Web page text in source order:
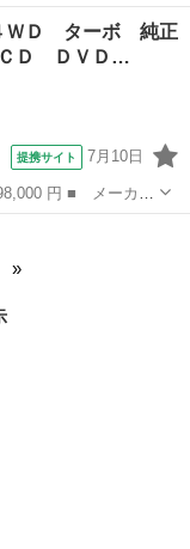
ド名： ＸＣ ■ 排
： AT4速 ■ 店...
ＷＤ ターボ 純正
Ｄ ＤＶＤ…
提携サイト 7月10日
ド名： ＸＣ ４Ｗ